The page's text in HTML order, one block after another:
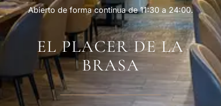
Abierto de forma continua de 11:30 a 24:00.
EL PLACER DE LA
BRASA